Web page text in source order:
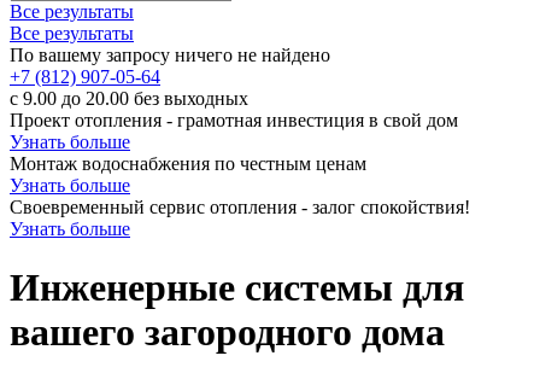
Все результаты
Все результаты
По вашему запросу ничего не найдено
+7 (812) 907-05-64
с 9.00 до 20.00 без выходных
Проект отопления - грамотная инвестиция в свой дом
Узнать больше
Монтаж водоснабжения по честным ценам
Узнать больше
Своевременный сервис отопления - залог спокойствия!
Узнать больше
Инженерные системы для
вашего загородного дома